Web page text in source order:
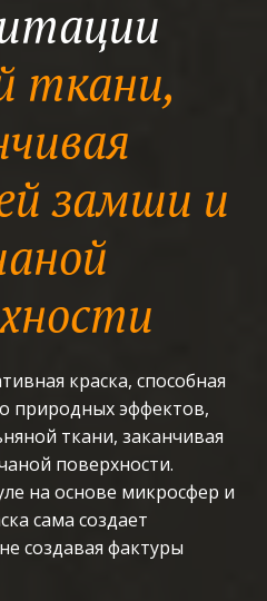
ткани,
замши и
краска, способная
природных эффектов,
ткани, заканчивая
поверхности.
на основе микросфер и
сама создает
создавая фактуры